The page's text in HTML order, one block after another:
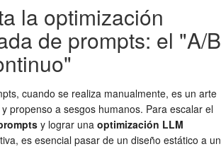
la optimización
de prompts: el "A/B
cuando se realiza manualmente, es un arte
propenso a sesgos humanos. Para escalar el
y lograr una optimización LLM
es esencial pasar de un diseño estático a un